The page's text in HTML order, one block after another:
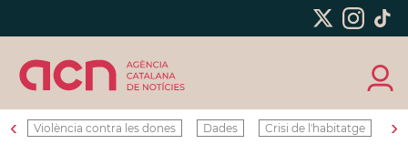
‹ Violència contra les dones Dades Crisi de l'habitatge ›